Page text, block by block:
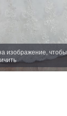
изображение, чтобы